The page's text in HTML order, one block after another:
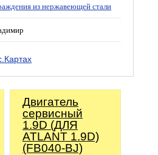
из нержавеющей стали
Двигатель
сервисный
1.9D (ДЛЯ
ATLANT 1.9D)
(FB040-BJ)